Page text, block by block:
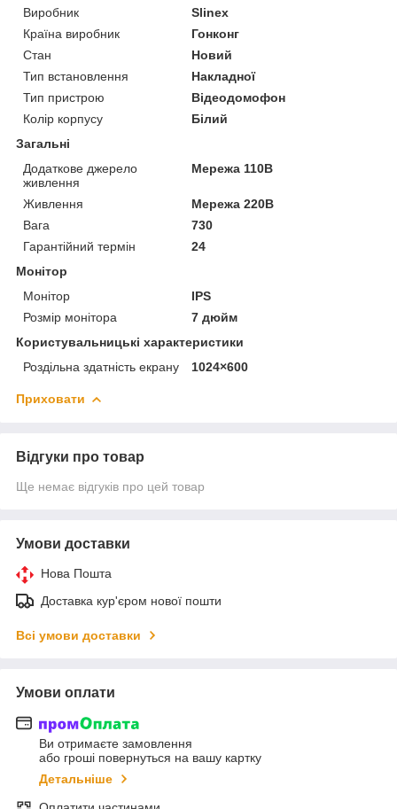
Виробник
Slinex
Країна виробник
Гонконг
Стан
Новий
Тип встановлення
Накладної
Тип пристрою
Відеодомофон
Колір корпусу
Білий
Загальні
Додаткове джерело
живлення
Мережа 110В
Живлення
Мережа 220В
Вага
730
Гарантійний термін
24
Монітор
Монітор
IPS
Розмір монітора
7 дюйм
Користувальницькі характеристики
Роздільна здатність екрану
1024×600
Приховати
Відгуки про товар
Ще немає відгуків про цей товар
Умови доставки
Нова Пошта
Доставка кур'єром нової пошти
Всі умови доставки
Умови оплати
Ви отримаєте замовлення
або гроші повернуться на вашу картку
Детальніше